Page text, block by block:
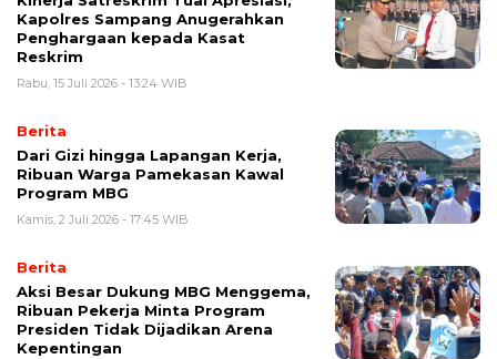
Kapolres Sampang Anugerahkan
Penghargaan kepada Kasat
Reskrim
Rabu, 15 Juli 2026 - 13:24 WIB
Berita
Dari Gizi hingga Lapangan Kerja,
Ribuan Warga Pamekasan Kawal
Program MBG
Kamis, 2 Juli 2026 - 17:45 WIB
Berita
Aksi Besar Dukung MBG Menggema,
Ribuan Pekerja Minta Program
Presiden Tidak Dijadikan Arena
Kepentingan